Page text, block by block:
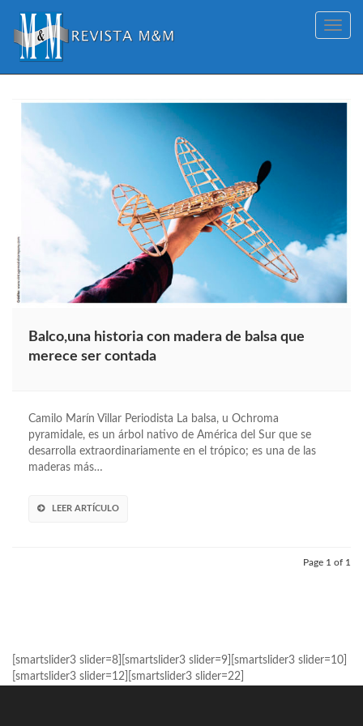
Toggle
Balco,una historia con madera de balsa que
merece ser contada
Camilo Marín Villar Periodista La balsa, u Ochroma
pyramidale, es un árbol nativo de América del Sur que se
desarrolla extraordinariamente en el trópico; es una de las
maderas más…
LEER ARTÍCULO
Page 1 of 1
[smartslider3 slider=8][smartslider3 slider=9][smartslider3 slider=10]
[smartslider3 slider=12][smartslider3 slider=22]